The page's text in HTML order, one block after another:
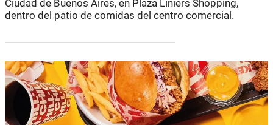
Ciudad de Buenos Aires, en Plaza Liniers Shopping,
dentro del patio de comidas del centro comercial.